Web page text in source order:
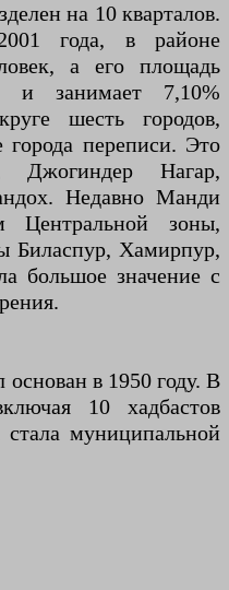
на 10 кварталов.
года, в районе
а его площадь
и занимает 7,10%
шесть городов,
города переписи. Это
Нагар,
Недавно Манди
Центральной зоны,
Биласпур, Хамирпур,
большое значение с
в 1950 году. В
10 хадбастов
муниципальной